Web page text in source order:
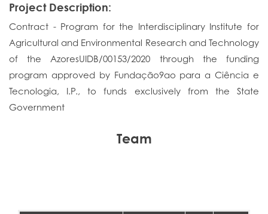
Project Description:
Contract - Program for the Interdisciplinary Institute for
Agricultural and Environmental Research and Technology
of the AzoresUIDB/00153/2020 through the funding
program approved by Fundação9ao para a Ciência e
Tecnologia, I.P., to funds exclusively from the State
Government
Team